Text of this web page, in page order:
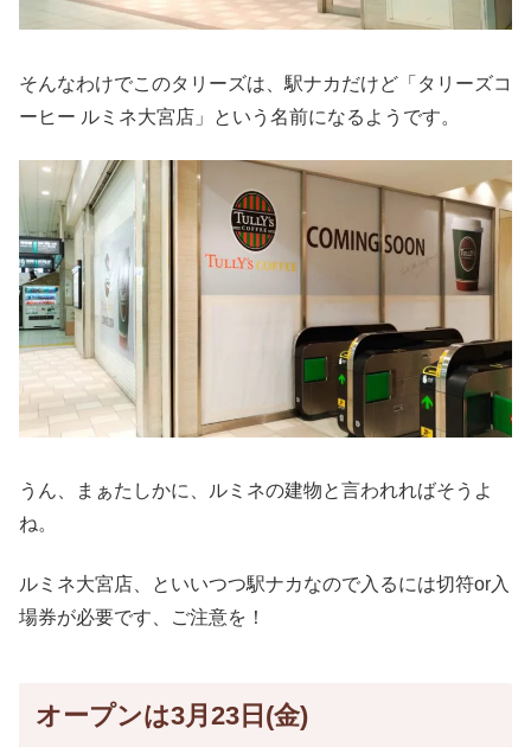
そんなわけでこのタリーズは、駅ナカだけど「タリーズコ
ーヒー ルミネ大宮店」という名前になるようです。
うん、まぁたしかに、ルミネの建物と言われればそうよ
ね。
ルミネ大宮店、といいつつ駅ナカなので入るには切符or入
場券が必要です、ご注意を！
オープンは3月23日(金)